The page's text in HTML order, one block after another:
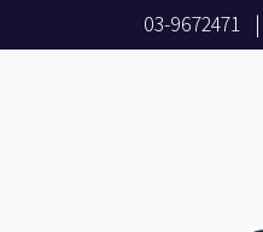
|
03-9672471